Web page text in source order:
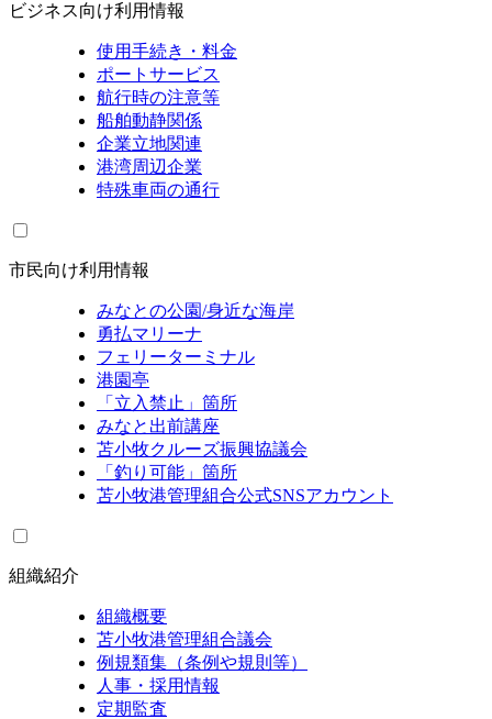
ビジネス向け利用情報
使用手続き・料金
ポートサービス
航行時の注意等
船舶動静関係
企業立地関連
港湾周辺企業
特殊車両の通行
市民向け利用情報
みなとの公園/身近な海岸
勇払マリーナ
フェリーターミナル
港園亭
「立入禁止」箇所
みなと出前講座
苫小牧クルーズ振興協議会
「釣り可能」箇所
苫小牧港管理組合公式SNSアカウント
組織紹介
組織概要
苫小牧港管理組合議会
例規類集（条例や規則等）
人事・採用情報
定期監査